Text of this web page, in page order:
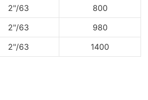
2"/63
800
2"/63
980
2"/63 1400